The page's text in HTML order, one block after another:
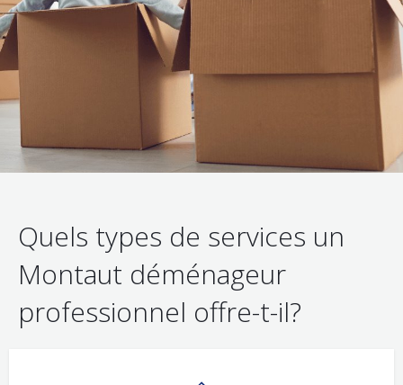
Quels types de services un
Montaut déménageur
professionnel offre-t-il?